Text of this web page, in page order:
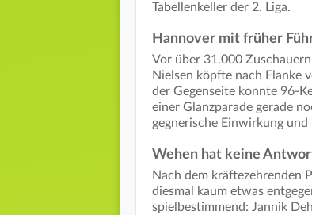
Tabellenkeller der 2. Liga.
Hannover mit früher
Vor über 31.000
Nielsen köpfte nach Flanke
der Gegenseite konnte 96-
einer Glanzparade gerade
gegnerische Einwirkung
Wehen hat keine
Nach dem kräftezehrenden
diesmal kaum etwas
spielbestimmend: Jannik